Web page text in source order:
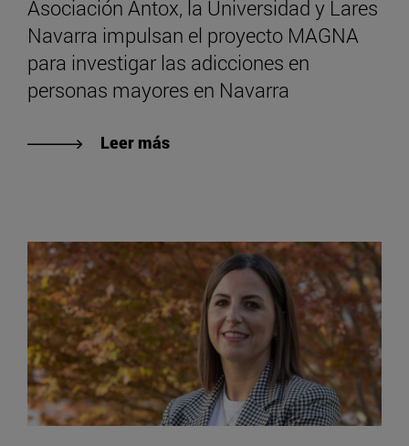
Asociación Antox, la Universidad y Lares
Navarra impulsan el proyecto MAGNA
para investigar las adicciones en
personas mayores en Navarra
Leer más